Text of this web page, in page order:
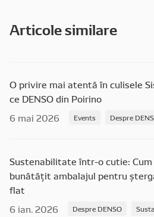
Articole similare
O privire mai atentă în culisele
ce DENSO din Poirino
6 mai 2026
Events Despre
Sustenabilitate într-o cutie: Cum
bunătățit ambalajul pentru
flat
6 ian. 2026
Despre DENSO